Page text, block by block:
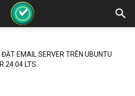
EMAIL SERVER TRÊN UBUNTU
24.04 LTS.